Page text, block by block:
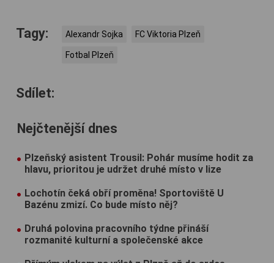
Tagy: Alexandr Sojka FC Viktoria Plzeň
Fotbal Plzeň
Sdílet:
Nejčtenější dnes
Plzeňský asistent Trousil: Pohár musíme hodit za
hlavu, prioritou je udržet druhé místo v lize
Lochotín čeká obří proměna! Sportoviště U
Bazénu zmizí. Co bude místo něj?
Druhá polovina pracovního týdne přináší
rozmanité kulturní a společenské akce